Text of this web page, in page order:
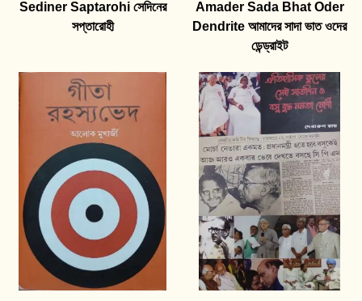
Sediner Saptarohi সেদিনের
সপ্তারোহী
Amader Sada Bhat Oder
Dendrite আমাদের সাদা ভাত ওদের
ডেন্ড্রাইট